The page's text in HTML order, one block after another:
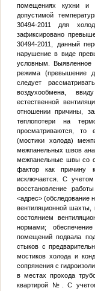
помещениях кухни и
допустимой
30494-2011 для
зафиксировано
30494-2011, данный
нарушение в виде
условным. Выявленное
режима (превышение
следует
воздухообмена,
естественной
отношении причины,
теплопотери на
просматриваются, то
(мостики холода)
межпанельных швов
межпанельные швы со
фактор как причину
исключается. С
восстановление
<адрес>(обследование
вентиляционной шахты,
состоянием
нормами;
помещений подвала
стыков с
мостиков холода и
сопряжения с
в местах прохода
квартирой
№ . С